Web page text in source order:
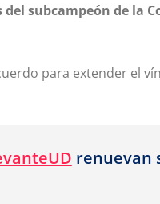
subcampeón de la
para extender el
renuevan